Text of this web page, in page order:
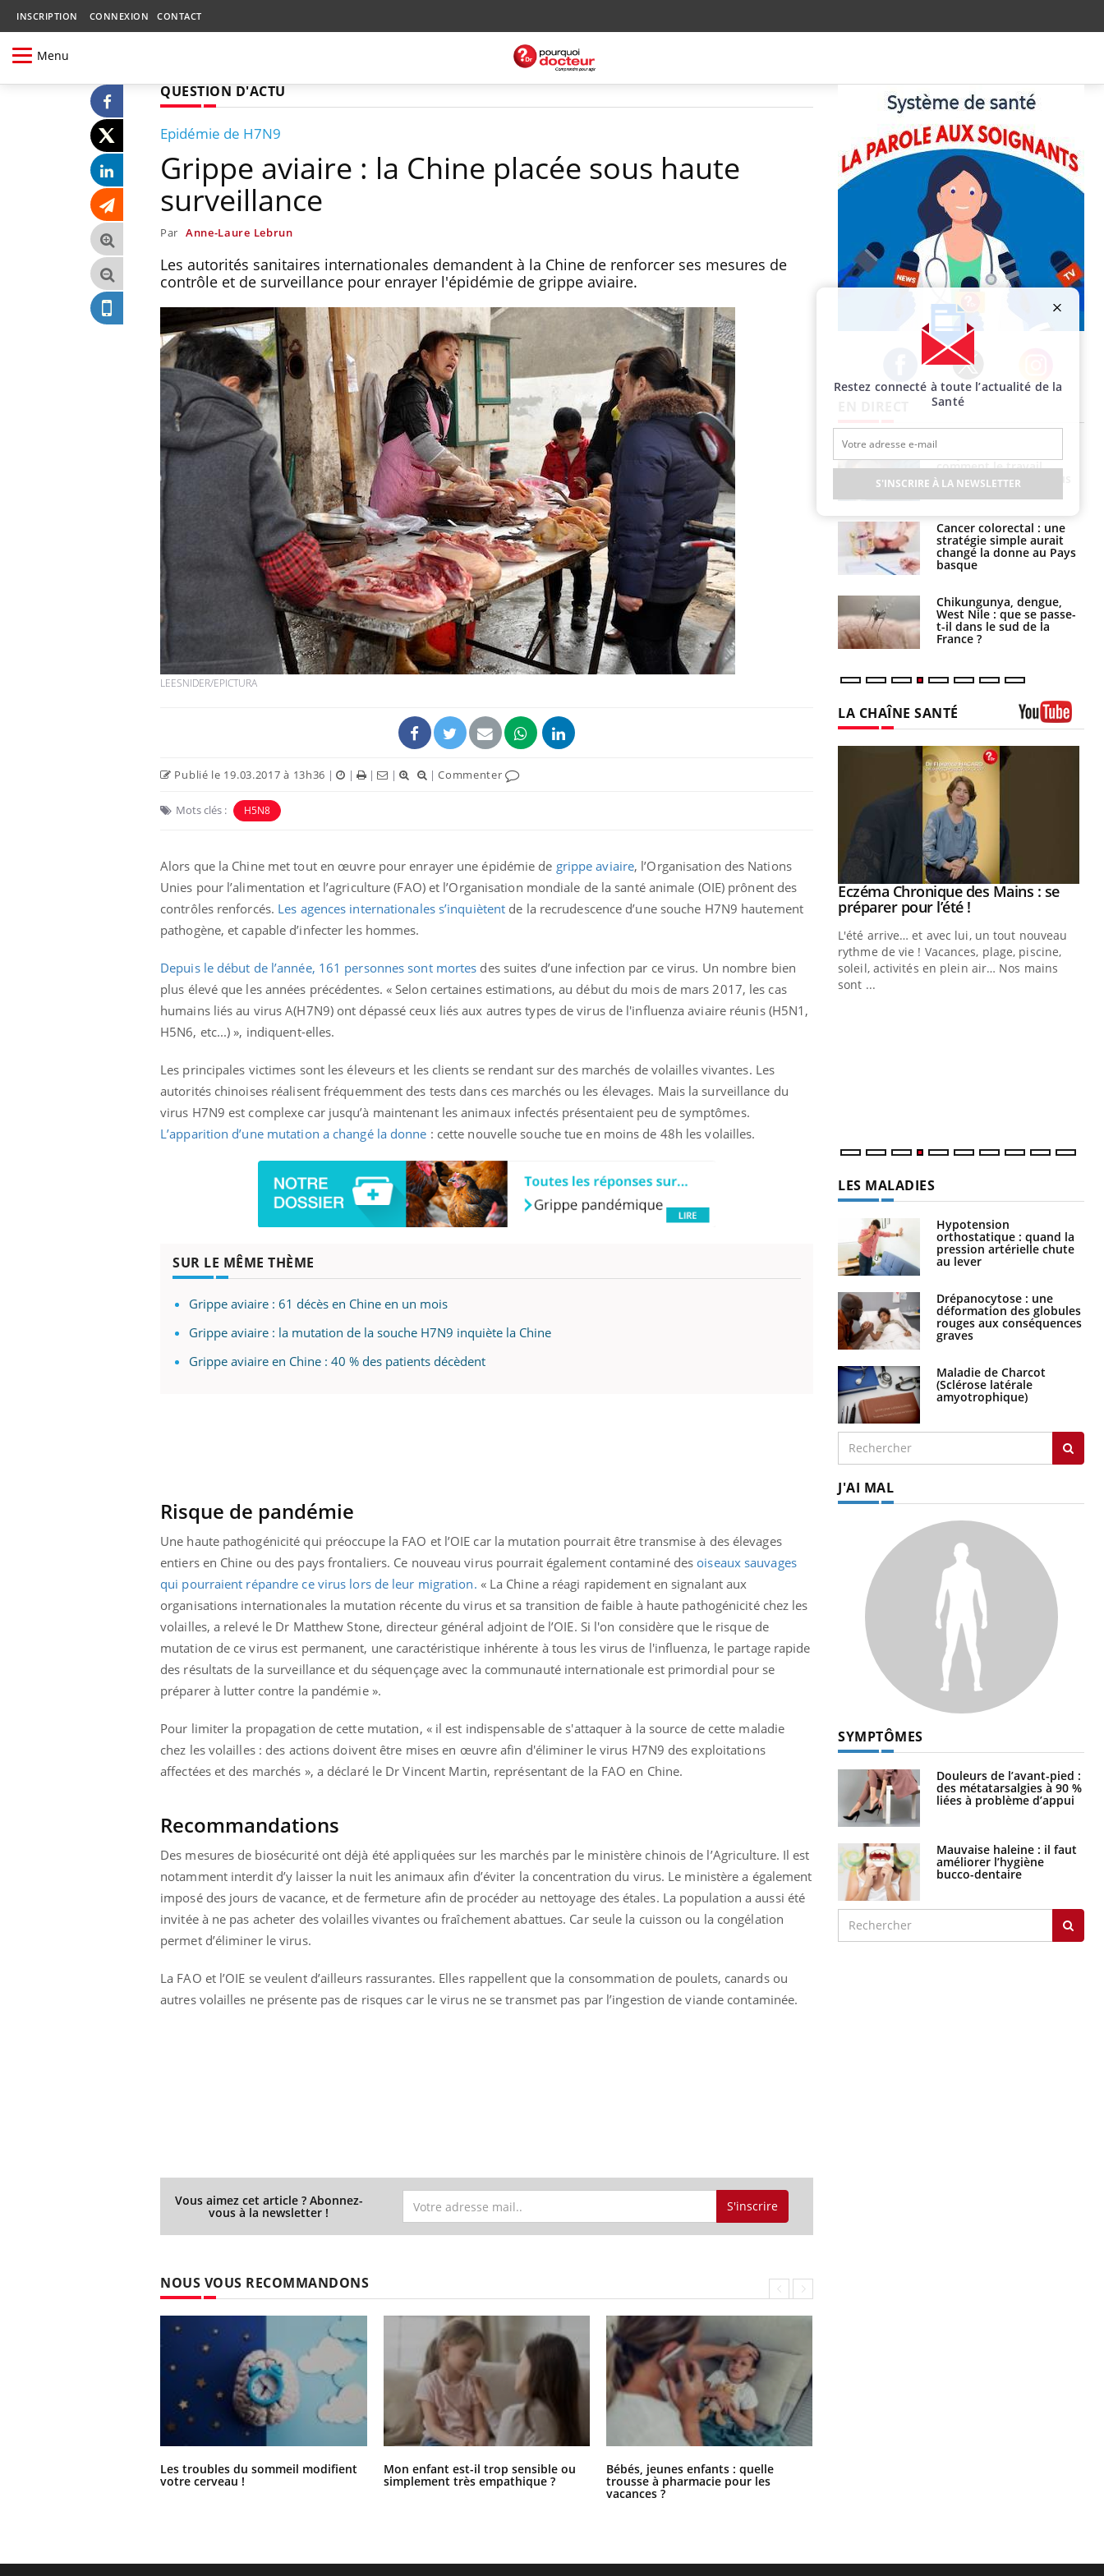
INSCRIPTION CONNEXION CONTACT
Menu
QUESTION D'ACTU
Epidémie de H7N9
Grippe aviaire : la Chine placée sous haute
surveillance
Par Anne-Laure Lebrun
Les autorités sanitaires internationales demandent à la Chine de renforcer ses mesures de
contrôle et de surveillance pour enrayer l'épidémie de grippe aviaire.
LEESNIDER/EPICTURA
Publié le 19.03.2017 à 13h36 | | | | |Commenter
Mots clés : H5N8
Alors que la Chine met tout en œuvre pour enrayer une épidémie de grippe aviaire, l’Organisation des Nations
Unies pour l’alimentation et l’agriculture (FAO) et l’Organisation mondiale de la santé animale (OIE) prônent des
contrôles renforcés. Les agences internationales s’inquiètent de la recrudescence d’une souche H7N9 hautement
pathogène, et capable d’infecter les hommes.
Depuis le début de l’année, 161 personnes sont mortes des suites d’une infection par ce virus. Un nombre bien
plus élevé que les années précédentes. « Selon certaines estimations, au début du mois de mars 2017, les cas
humains liés au virus A(H7N9) ont dépassé ceux liés aux autres types de virus de l'influenza aviaire réunis (H5N1,
H5N6, etc...) », indiquent-elles.
Les principales victimes sont les éleveurs et les clients se rendant sur des marchés de volailles vivantes. Les
autorités chinoises réalisent fréquemment des tests dans ces marchés ou les élevages. Mais la surveillance du
virus H7N9 est complexe car jusqu’à maintenant les animaux infectés présentaient peu de symptômes.
L’apparition d’une mutation a changé la donne : cette nouvelle souche tue en moins de 48h les volailles.
SUR LE MÊME THÈME
Grippe aviaire : 61 décès en Chine en un mois
Grippe aviaire : la mutation de la souche H7N9 inquiète la Chine
Grippe aviaire en Chine : 40 % des patients décèdent
Risque de pandémie
Une haute pathogénicité qui préoccupe la FAO et l’OIE car la mutation pourrait être transmise à des élevages
entiers en Chine ou des pays frontaliers. Ce nouveau virus pourrait également contaminé des oiseaux sauvages
qui pourraient répandre ce virus lors de leur migration. « La Chine a réagi rapidement en signalant aux
organisations internationales la mutation récente du virus et sa transition de faible à haute pathogénicité chez les
volailles, a relevé le Dr Matthew Stone, directeur général adjoint de l’OIE. Si l'on considère que le risque de
mutation de ce virus est permanent, une caractéristique inhérente à tous les virus de l'influenza, le partage rapide
des résultats de la surveillance et du séquençage avec la communauté internationale est primordial pour se
préparer à lutter contre la pandémie ».
Pour limiter la propagation de cette mutation, « il est indispensable de s'attaquer à la source de cette maladie
chez les volailles : des actions doivent être mises en œuvre afin d'éliminer le virus H7N9 des exploitations
affectées et des marchés », a déclaré le Dr Vincent Martin, représentant de la FAO en Chine.
Recommandations
Des mesures de biosécurité ont déjà été appliquées sur les marchés par le ministère chinois de l’Agriculture. Il est
notamment interdit d’y laisser la nuit les animaux afin d’éviter la concentration du virus. Le ministère a également
imposé des jours de vacance, et de fermeture afin de procéder au nettoyage des étales. La population a aussi été
invitée à ne pas acheter des volailles vivantes ou fraîchement abattues. Car seule la cuisson ou la congélation
permet d’éliminer le virus.
La FAO et l’OIE se veulent d’ailleurs rassurantes. Elles rappellent que la consommation de poulets, canards ou
autres volailles ne présente pas de risques car le virus ne se transmet pas par l’ingestion de viande contaminée.
Vous aimez cet article ? Abonnez-
vous à la newsletter ! S'inscrire
NOUS VOUS RECOMMANDONS
Les troubles du sommeil modifient
votre cerveau !
Mon enfant est-il trop sensible ou
simplement très empathique ?
Bébés, jeunes enfants : quelle
trousse à pharmacie pour les
vacances ?
Facebook Twitter Instagram
Les troubles du sommeil
modifient votre cerveau !
Mon enfant est-il trop
sensible ou simplement
très empathique ?
Bébés, jeunes enfants :
quelle trousse à
pharmacie pour les
Syndrome métabolique :
quels sont les meilleurs
exercices physiques ?
Comment éviter une otite
pendant les vacances ?
Hantavirus : un cas
détecté chez un touriste
en France
Mortalité infantile : un
rapport s’interroge sur
son taux élevé en France
Grossesse à risque : ce jus
naturel attire l'attention
des chercheurs
Comment oublier les
écrans en vacances ?
comment le travail
empiète de plus en plus
sur nos soirées
Cancer colorectal : une
stratégie simple aurait
changé la donne au Pays
basque
Chikungunya, dengue,
West Nile : que se passe-
t-il dans le sud de la
France ?
LA CHAÎNE SANTÉ
Eczéma Chronique des Mains :
expliquer ma maladieYoutube
Il y a des sujets qui sont faciles à aborder...
questions sur la maladie d'un proche c'est
Youtube
Carence en fer : comprendre pour
carence en fer sont multiples ce qui la rend
Youtube
Insuline & Charge mentale : et si on
osait en parler??Youtube
patients comme parfois chez les soignants.
Youtube
Eczéma Chronique des Mains : se
préparer pour l’été !Youtube
L'été arrive… et avec lui, un tout nouveau
rythme de vie ! Vacances, plage, piscine,
soleil, activités en plein air… Nos mains
sont ...
LES MALADIES
Hypotension
orthostatique : quand la
pression artérielle chute
au lever
Drépanocytose : une
déformation des globules
rouges aux conséquences
graves
Maladie de Charcot
(Sclérose latérale
amyotrophique)
J'AI MAL
SYMPTÔMES
Douleurs de l’avant-pied :
des métatarsalgies à 90 %
liées à problème d’appui
Mauvaise haleine : il faut
améliorer l’hygiène
bucco-dentaire
Restez connecté à toute l’actualité de la
Santé
S'INSCRIRE À LA NEWSLETTER